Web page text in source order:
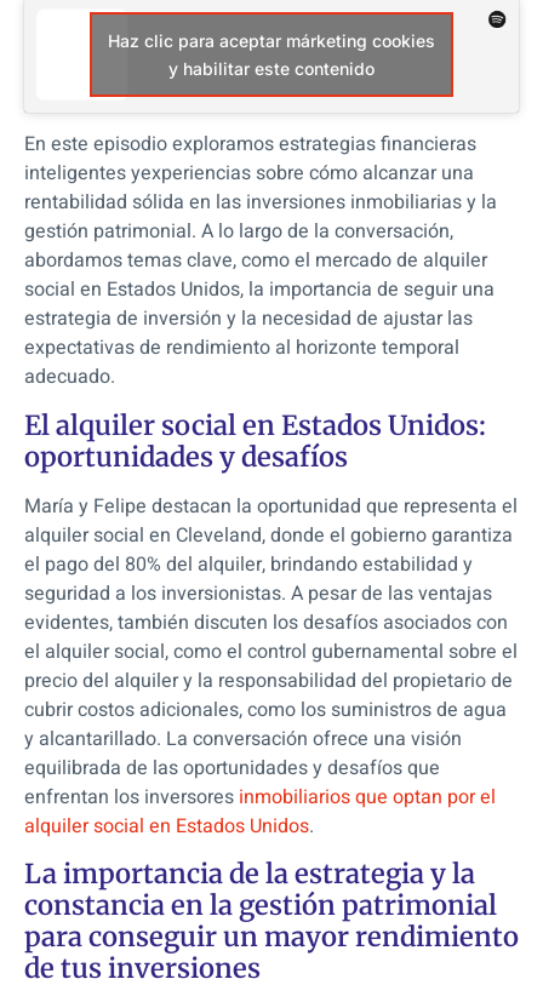
Haz clic para aceptar márketing cookies
y habilitar este contenido
En este episodio exploramos estrategias financieras
inteligentes yexperiencias sobre cómo alcanzar una
rentabilidad sólida en las inversiones inmobiliarias y la
gestión patrimonial. A lo largo de la conversación,
abordamos temas clave, como el mercado de alquiler
social en Estados Unidos, la importancia de seguir una
estrategia de inversión y la necesidad de ajustar las
expectativas de rendimiento al horizonte temporal
adecuado.
El alquiler social en Estados Unidos:
oportunidades y desafíos
María y Felipe destacan la oportunidad que representa el
alquiler social en Cleveland, donde el gobierno garantiza
el pago del 80% del alquiler, brindando estabilidad y
seguridad a los inversionistas. A pesar de las ventajas
evidentes, también discuten los desafíos asociados con
el alquiler social, como el control gubernamental sobre el
precio del alquiler y la responsabilidad del propietario de
cubrir costos adicionales, como los suministros de agua
y alcantarillado. La conversación ofrece una visión
equilibrada de las oportunidades y desafíos que
enfrentan los inversores inmobiliarios que optan por el
alquiler social en Estados Unidos.
La importancia de la estrategia y la
constancia en la gestión patrimonial
para conseguir un mayor rendimiento
de tus inversiones